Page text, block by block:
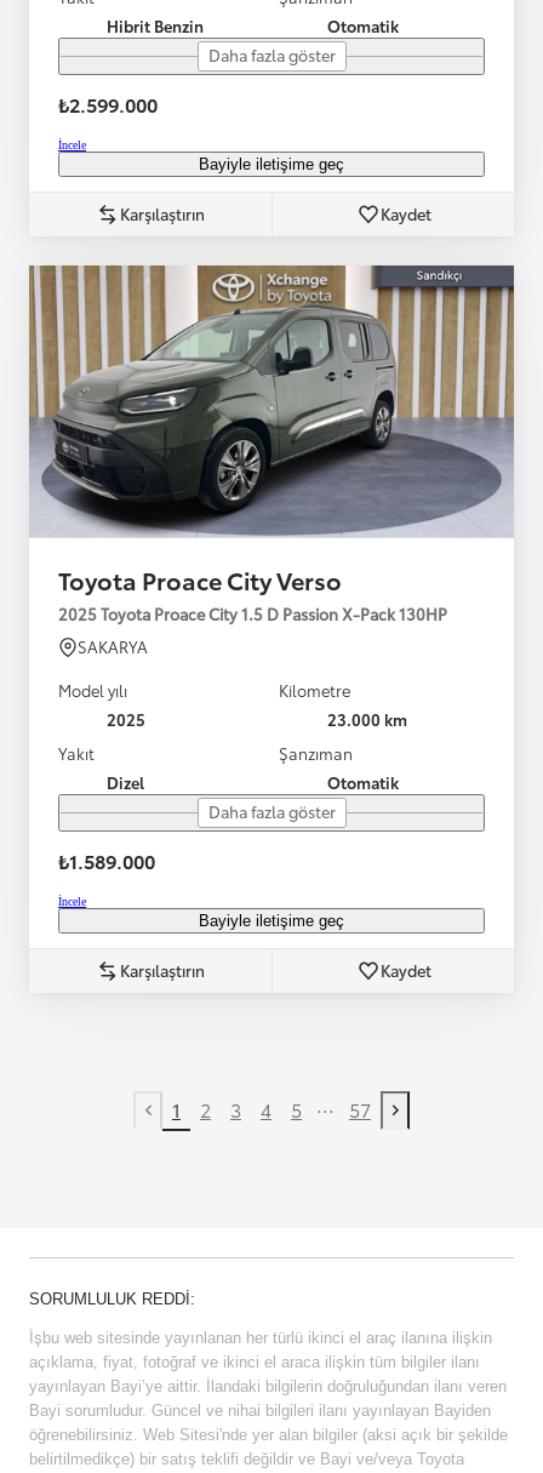
Hibrit Benzin
Otomatik
Daha fazla göster
₺2.599.000
İncele
Bayiyle iletişime geç
Karşılaştırın Kaydet
Toyota Proace City Verso
2025 Toyota Proace City 1.5 D Passion X-Pack 130HP
SAKARYA
Model yılı
2025
Kilometre
23.000 km
Yakıt
Dizel
Şanzıman
Otomatik
Daha fazla göster
₺1.589.000
İncele
Bayiyle iletişime geç
Karşılaştırın Kaydet
Previous page
1 2 3 4 5 ... 57
Next page
SORUMLULUK REDDI:
İşbu web sitesinde yayınlanan her türlü ikinci el araç ilanına ilişkin
açıklama, fiyat, fotoğraf ve ikinci el araca ilişkin tüm bilgiler ilanı
yayınlayan Bayi’ye aittir. İlandaki bilgilerin doğruluğundan ilanı veren
Bayi sorumludur. Güncel ve nihai bilgileri ilanı yayınlayan Bayiden
öğrenebilirsiniz. Web Sitesi'nde yer alan bilgiler (aksi açık bir şekilde
belirtilmedikçe) bir satış teklifi değildir ve Bayi ve/veya Toyota